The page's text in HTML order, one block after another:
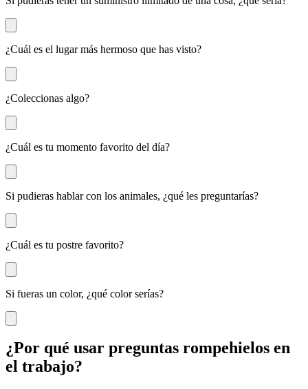
¿Cuál es el lugar más hermoso que has visto?
¿Coleccionas algo?
¿Cuál es tu momento favorito del día?
Si pudieras hablar con los animales, ¿qué les preguntarías?
¿Cuál es tu postre favorito?
Si fueras un color, ¿qué color serías?
¿Por qué usar preguntas rompehielos en
el trabajo?